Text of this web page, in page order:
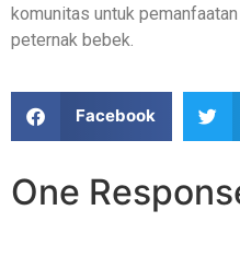
komunitas untuk
peternak bebek.
Facebook
One